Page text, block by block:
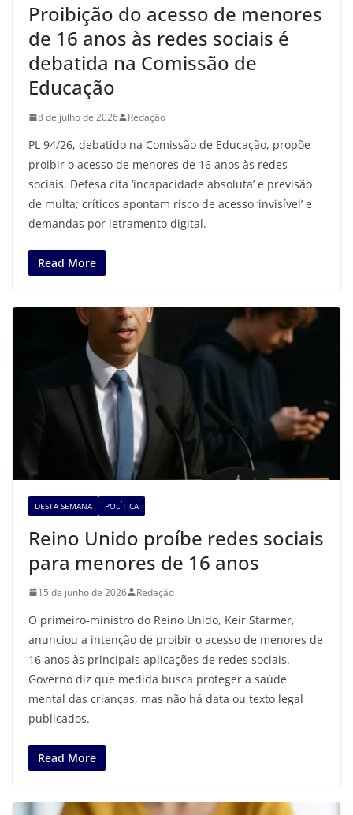
Proibição do acesso de menores
de 16 anos às redes sociais é
debatida na Comissão de
Educação
8 de julho de 2026 Redação
PL 94/26, debatido na Comissão de Educação, propõe
proibir o acesso de menores de 16 anos às redes
sociais. Defesa cita ‘incapacidade absoluta’ e previsão
de multa; críticos apontam risco de acesso ‘invisível’ e
demandas por letramento digital.
Read More
DESTA SEMANA POLÍTICA
Reino Unido proíbe redes sociais
para menores de 16 anos
15 de junho de 2026 Redação
O primeiro‑ministro do Reino Unido, Keir Starmer,
anunciou a intenção de proibir o acesso de menores de
16 anos às principais aplicações de redes sociais.
Governo diz que medida busca proteger a saúde
mental das crianças, mas não há data ou texto legal
publicados.
Read More